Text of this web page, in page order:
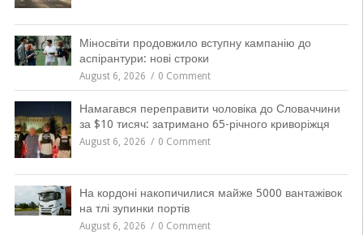
Міносвіти продовжило вступну кампанію до
аспірантури: нові строки
August 6, 2026 0 Comment
Намагався переправити чоловіка до Словаччини
за $10 тисяч: затримано 65-річного криворіжця
August 6, 2026 0 Comment
На кордоні накопичилися майже 5000 вантажівок
на тлі зупинки портів
August 6, 2026 0 Comment